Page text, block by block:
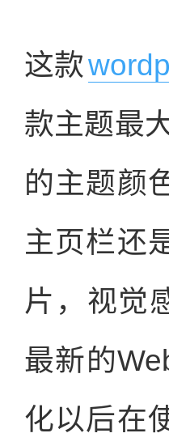
这款
款主题最
的主题颜
主页栏还
片，视觉
最新的
化以后在